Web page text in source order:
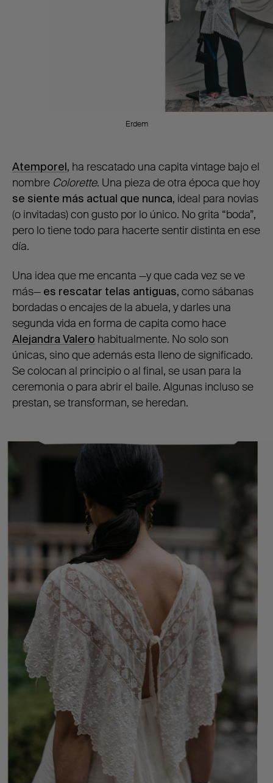
Erdem
Atemporel, ha rescatado una capita vintage bajo el
nombre Colorette. Una pieza de otra época que hoy
se siente más actual que nunca, ideal para novias
(o invitadas) con gusto por lo único. No grita “boda”,
pero lo tiene todo para hacerte sentir distinta en ese
día.
Una idea que me encanta —y que cada vez se ve
más— es rescatar telas antiguas, como sábanas
bordadas o encajes de la abuela, y darles una
segunda vida en forma de capita como hace
Alejandra Valero habitualmente. No solo son
únicas, sino que además esta lleno de significado.
Se colocan al principio o al final, se usan para la
ceremonia o para abrir el baile. Algunas incluso se
prestan, se transforman, se heredan.